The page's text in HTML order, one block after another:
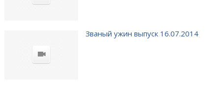
Званый ужин выпуск 16.07.2014